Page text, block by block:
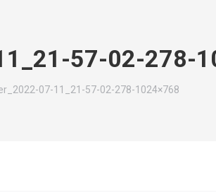
57-02-278-
07-11_21-57-02-278-1024×768